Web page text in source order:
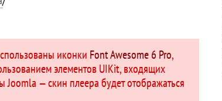
иконки Font Awesome 6 Pro,
элементов UIKit, входящих
Joomla — скин плеера будет отображаться